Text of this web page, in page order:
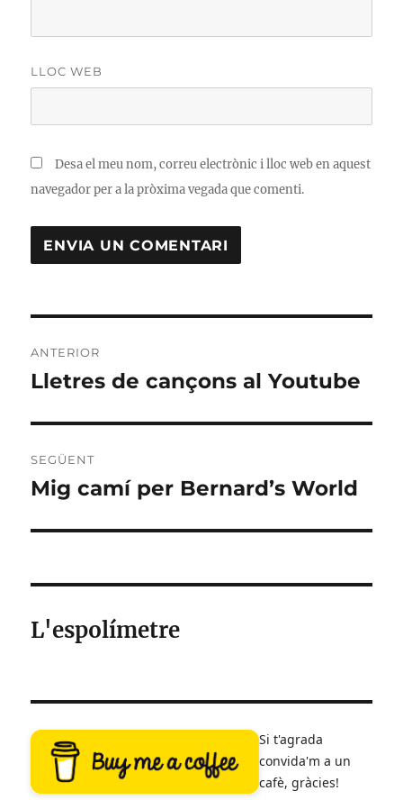
LLOC WEB
Desa el meu nom, correu electrònic i lloc web en aquest
navegador per a la pròxima vegada que comenti.
d'entrades
ANTERIOR
Entrada
Lletres de cançons al Youtube
SEGÜENT
Entrada
Mig camí per Bernard’s World
L'espolímetre
Si t'agrada
convida'm a un
cafè, gràcies!